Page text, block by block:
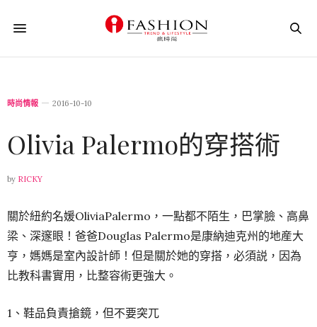
時尚情報 2016-10-10
Olivia Palermo的穿搭術
by RICKY
關於紐約名媛OliviaPalermo，一點都不陌生，巴掌臉、高鼻
梁、深邃眼！爸爸Douglas Palermo是康納迪克州的地産大
亨，媽媽是室內設計師！但是關於她的穿搭，必須説，因為
比教科書實用，比整容術更強大。
1、鞋品負責搶鏡，但不要突兀